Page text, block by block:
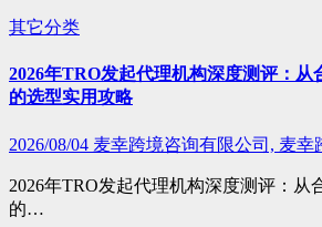
其它分类
2026年TRO发起代理机构深度测评：从
的选型实用攻略
2026/08/04 麦幸跨境咨询有限公司, 麦幸
2026年TRO发起代理机构深度测评：从
的…